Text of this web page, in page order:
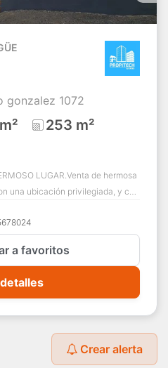
gonzalez 1072
253 m²
LUGAR.Venta de hermosa
una ubicación privilegiada, y con
a favoritos
Crear alerta